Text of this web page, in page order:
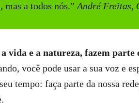
mas a todos nós.” André Freitas,
vida e a natureza, fazem parte
você pode usar a sua voz e
tempo: faça parte da nossa rede